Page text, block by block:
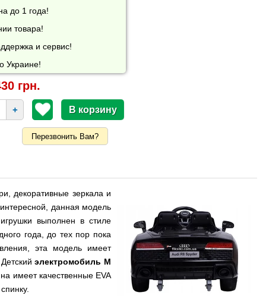
до 1 года!
товара!
и сервис!
Украине!
грн.
+
Перезвонить Вам?
декоративные зеркала и
данная модель
выполнен в стиле
года, до тех пор пока
эта модель имеет
электромобиль M
имеет качественные EVA